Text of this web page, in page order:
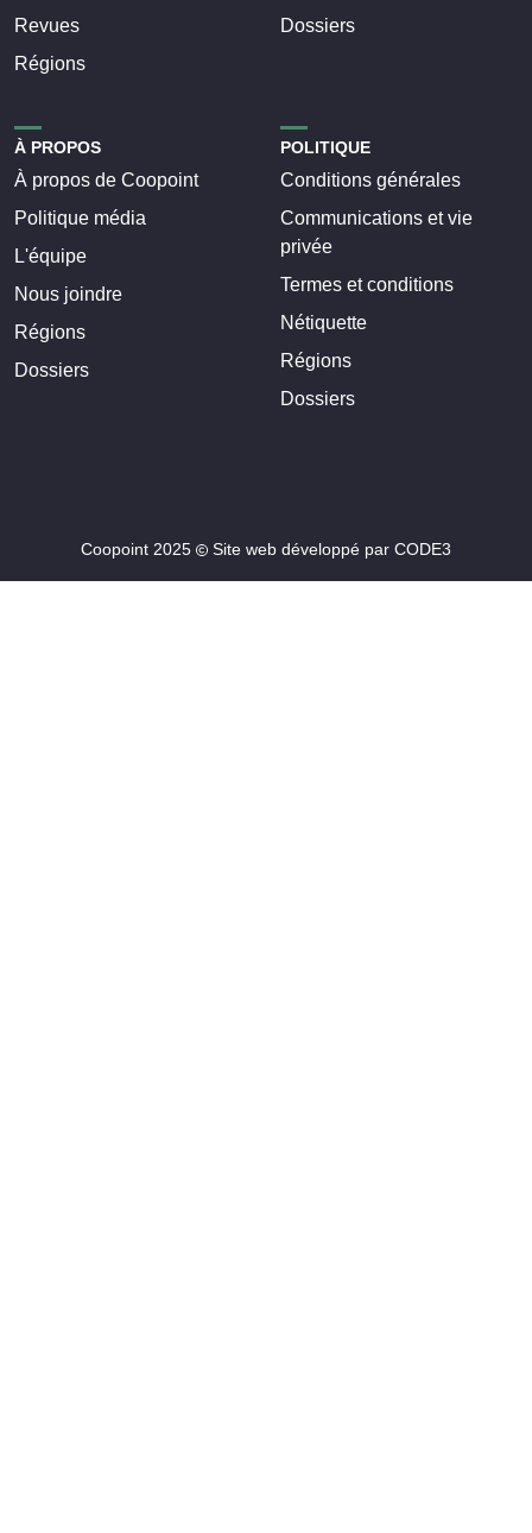
Revues
Régions
Dossiers
À PROPOS
À propos de Coopoint
Politique média
L'équipe
Nous joindre
Régions
Dossiers
POLITIQUE
Conditions générales
Communications et vie
privée
Termes et conditions
Nétiquette
Régions
Dossiers
Coopoint 2025 Site web développé par CODE3